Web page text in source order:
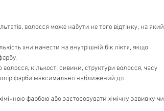
волосся може набути не того відтінку, на який
хни нанести на внутрішній бік ліктя, якщо
кількості сивини, структури волосся, часу
фарби максимально наближений до
фарбою або застосовувати хімічну завивку чи